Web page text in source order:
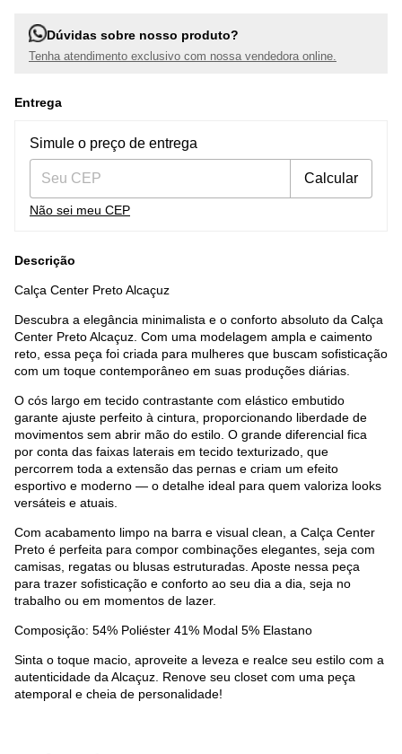
Dúvidas sobre nosso produto?
Tenha atendimento exclusivo com nossa vendedora online.
Entrega
Entregas para o CEP:
Simule o preço de entrega
Calcular
Não sei meu CEP
Descrição
Calça Center Preto Alcaçuz
Descubra a elegância minimalista e o conforto absoluto da Calça
Center Preto Alcaçuz. Com uma modelagem ampla e caimento
reto, essa peça foi criada para mulheres que buscam sofisticação
com um toque contemporâneo em suas produções diárias.
O cós largo em tecido contrastante com elástico embutido
garante ajuste perfeito à cintura, proporcionando liberdade de
movimentos sem abrir mão do estilo. O grande diferencial fica
por conta das faixas laterais em tecido texturizado, que
percorrem toda a extensão das pernas e criam um efeito
esportivo e moderno — o detalhe ideal para quem valoriza looks
versáteis e atuais.
Com acabamento limpo na barra e visual clean, a Calça Center
Preto é perfeita para compor combinações elegantes, seja com
camisas, regatas ou blusas estruturadas. Aposte nessa peça
para trazer sofisticação e conforto ao seu dia a dia, seja no
trabalho ou em momentos de lazer.
Composição: 54% Poliéster 41% Modal 5% Elastano
Sinta o toque macio, aproveite a leveza e realce seu estilo com a
autenticidade da Alcaçuz. Renove seu closet com uma peça
atemporal e cheia de personalidade!